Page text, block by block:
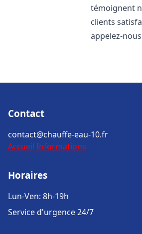
témoignent
clients
appelez-nous
Contact
contact@chauffe-eau-10.fr
Accueil Informations
Horaires
Lun-Ven: 8h-19h
Service d'urgence 24/7